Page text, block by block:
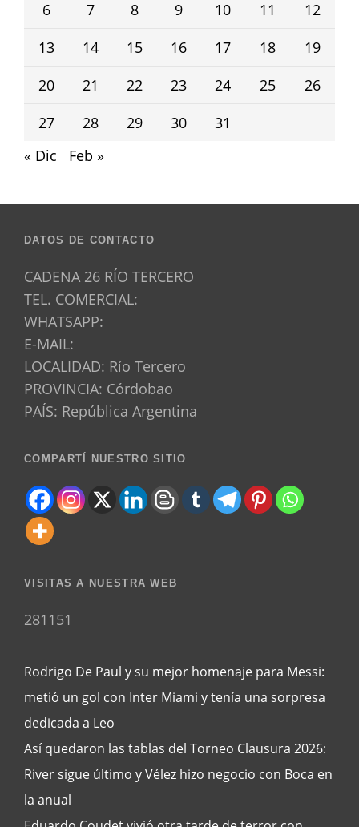
6
7 8 9 10 11
12
13
14 15 16 17 18
19
20
21 22 23 24 25
26
27
28 29 30
31
« Dic
Feb »
DATOS DE CONTACTO
CADENA 26 RÍO TERCERO
TEL. COMERCIAL:
WHATSAPP:
E-MAIL:
LOCALIDAD: Río Tercero
PROVINCIA: Córdobao
PAÍS: República Argentina
COMPARTÍ NUESTRO SITIO
VISITAS A NUESTRA WEB
281151
Rodrigo De Paul y su mejor homenaje para Messi:
metió un gol con Inter Miami y tenía una sorpresa
dedicada a Leo
Así quedaron las tablas del Torneo Clausura 2026:
River sigue último y Vélez hizo negocio con Boca en
la anual